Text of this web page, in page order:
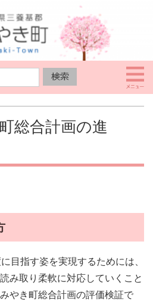
総合計画の進
目指す姿を実現するためには、
み取り柔軟に対応していくこと
やき町総合計画の評価検証で